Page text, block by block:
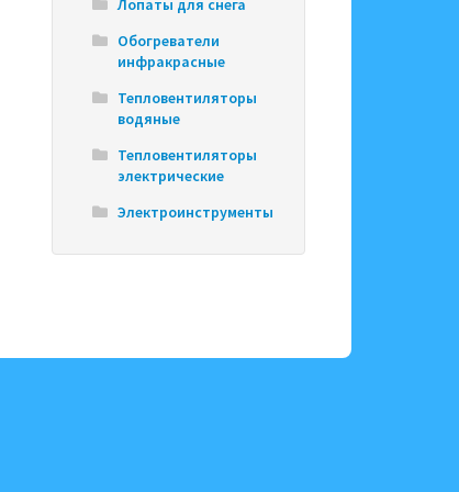
Лопаты для снега
Обогреватели
инфракрасные
Тепловентиляторы
водяные
Тепловентиляторы
электрические
Электроинструменты